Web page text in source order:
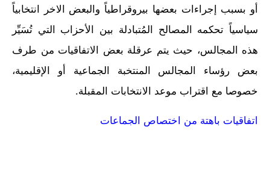
أو بسبب إجراءات بعضها بيروقراطياً والبعض الاخر انتخابياً
سياسياً تحكمه المصالح المُتبادلة بين الأحزاب التي تُسَيِّر
هذه المجالس، حيث يتم عرقلة بعض الاتفاقيات من طرف
بعض رؤساء المجالس المنتخبة الجماعية أو الإقليمية،
خصوصا مع اقتراب موعد الانتخابات المقبلة.
اتفاقيات باهتة من اختصاص الجماعات